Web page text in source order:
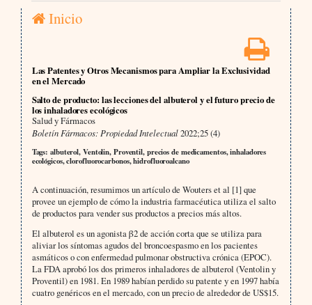
Inicio
Las Patentes y Otros Mecanismos para Ampliar la Exclusividad
en el Mercado
Salto de producto: las lecciones del albuterol y el futuro precio de
los inhaladores ecológicos
Salud y Fármacos
Boletín Fármacos: Propiedad Intelectual2022;25 (4)
Tags: albuterol, Ventolin, Proventil, precios de medicamentos, inhaladores
ecológicos, clorofluorocarbonos, hidrofluoroalcano
A continuación, resumimos un artículo de Wouters et al [1] que
provee un ejemplo de cómo la industria farmacéutica utiliza el salto
de productos para vender sus productos a precios más altos.
El albuterol es un agonista β2 de acción corta que se utiliza para
aliviar los síntomas agudos del broncoespasmo en los pacientes
asmáticos o con enfermedad pulmonar obstructiva crónica (EPOC).
La FDA aprobó los dos primeros inhaladores de albuterol (Ventolin y
Proventil) en 1981. En 1989 habían perdido su patente y en 1997 había
cuatro genéricos en el mercado, con un precio de alrededor de US$15.